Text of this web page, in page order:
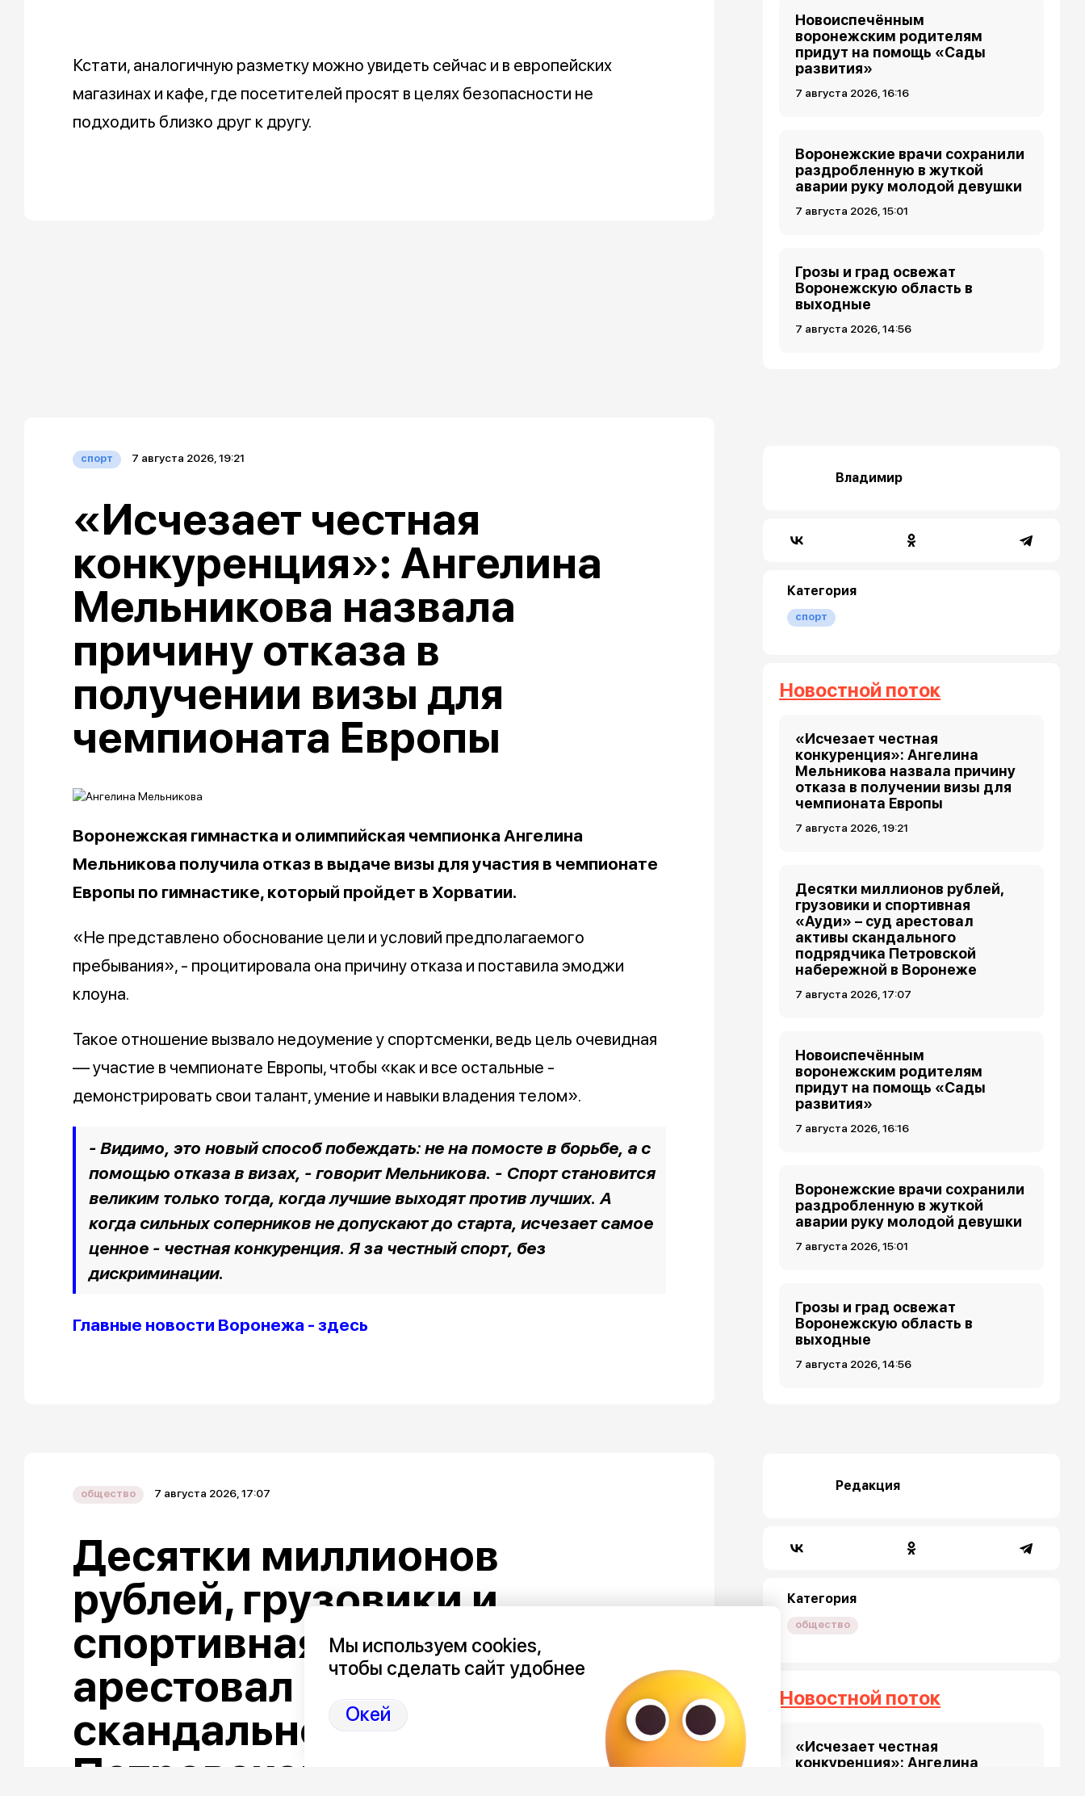
Кстати, аналогичную разметку можно увидеть сейчас и в европейских
магазинах и кафе, где посетителей просят в целях безопасности не
подходить близко друг к другу.
Новоиспечённым
воронежским родителям
придут на помощь «Сады
развития»
7 августа 2026, 16:16
Воронежские врачи сохранили
раздробленную в жуткой
аварии руку молодой девушки
7 августа 2026, 15:01
Грозы и град освежат
Воронежскую область в
выходные
7 августа 2026, 14:56
спорт 7 августа 2026, 19:21
«Исчезает честная
конкуренция»: Ангелина
Мельникова назвала
причину отказа в
получении визы для
чемпионата Европы
Воронежская гимнастка и олимпийская чемпионка Ангелина
Мельникова получила отказ в выдаче визы для участия в чемпионате
Европы по гимнастике, который пройдет в Хорватии.
«Не представлено обоснование цели и условий предполагаемого
пребывания», - процитировала она причину отказа и поставила эмоджи
клоуна.
Такое отношение вызвало недоумение у спортсменки, ведь цель очевидная
— участие в чемпионате Европы, чтобы «как и все остальные -
демонстрировать свои талант, умение и навыки владения телом».
- Видимо, это новый способ побеждать: не на помосте в борьбе, а с
помощью отказа в визах, - говорит Мельникова. - Спорт становится
великим только тогда, когда лучшие выходят против лучших. А
когда сильных соперников не допускают до старта, исчезает самое
ценное - честная конкуренция. Я за честный спорт, без
дискриминации.
Главные новости Воронежа - здесь
Владимир
Категория
спорт
Новостной поток
«Исчезает честная
конкуренция»: Ангелина
Мельникова назвала причину
отказа в получении визы для
чемпионата Европы
7 августа 2026, 19:21
Десятки миллионов рублей,
грузовики и спортивная
«Ауди» – суд арестовал
активы скандального
подрядчика Петровской
набережной в Воронеже
7 августа 2026, 17:07
Новоиспечённым
воронежским родителям
придут на помощь «Сады
развития»
7 августа 2026, 16:16
Воронежские врачи сохранили
раздробленную в жуткой
аварии руку молодой девушки
7 августа 2026, 15:01
Грозы и град освежат
Воронежскую область в
выходные
7 августа 2026, 14:56
общество 7 августа 2026, 17:07
Десятки миллионов
рублей, грузовики и
спортивная «Ауди» – суд
арестовал активы
скандального подрядчика
Петровской набережной в
Редакция
Категория
общество
Новостной поток
«Исчезает честная
конкуренция»: Ангелина
Мы используем cookies,
чтобы сделать сайт удобнее
Окей